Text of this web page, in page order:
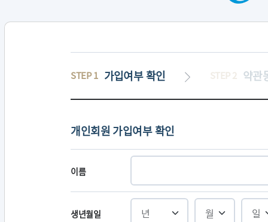
STEP 1 가입여부 확인 STEP 2 약관
개인회원 가입여부 확인
이름
생년월일